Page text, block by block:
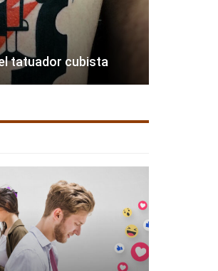
tatuador cubista